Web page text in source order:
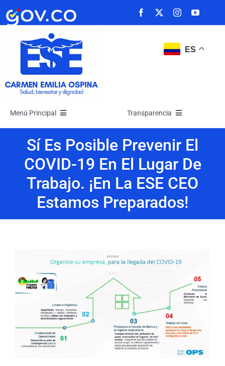
Saltar
ES
Menú Principal
La Empresa
Rendición de Cuentas
Transparencia
Transparencia
Atención y Servicios a la Ciudadanía
Ayudas para Navegar
Sí Es Posible Prevenir El
COVID-19 En El Lugar De
Trabajo. ¡En La ESE CEO
Estamos Preparados!
más